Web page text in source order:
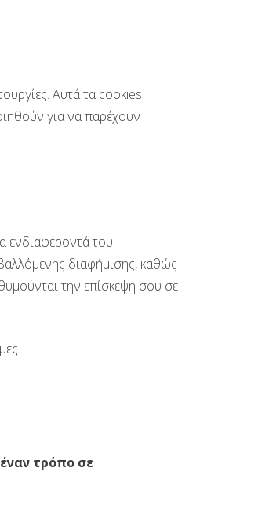
Αυτά τα cookies
για να παρέχουν
ενδιαφέροντά του.
διαφήμισης, καθώς
την επίσκεψη σου σε
τρόπο σε